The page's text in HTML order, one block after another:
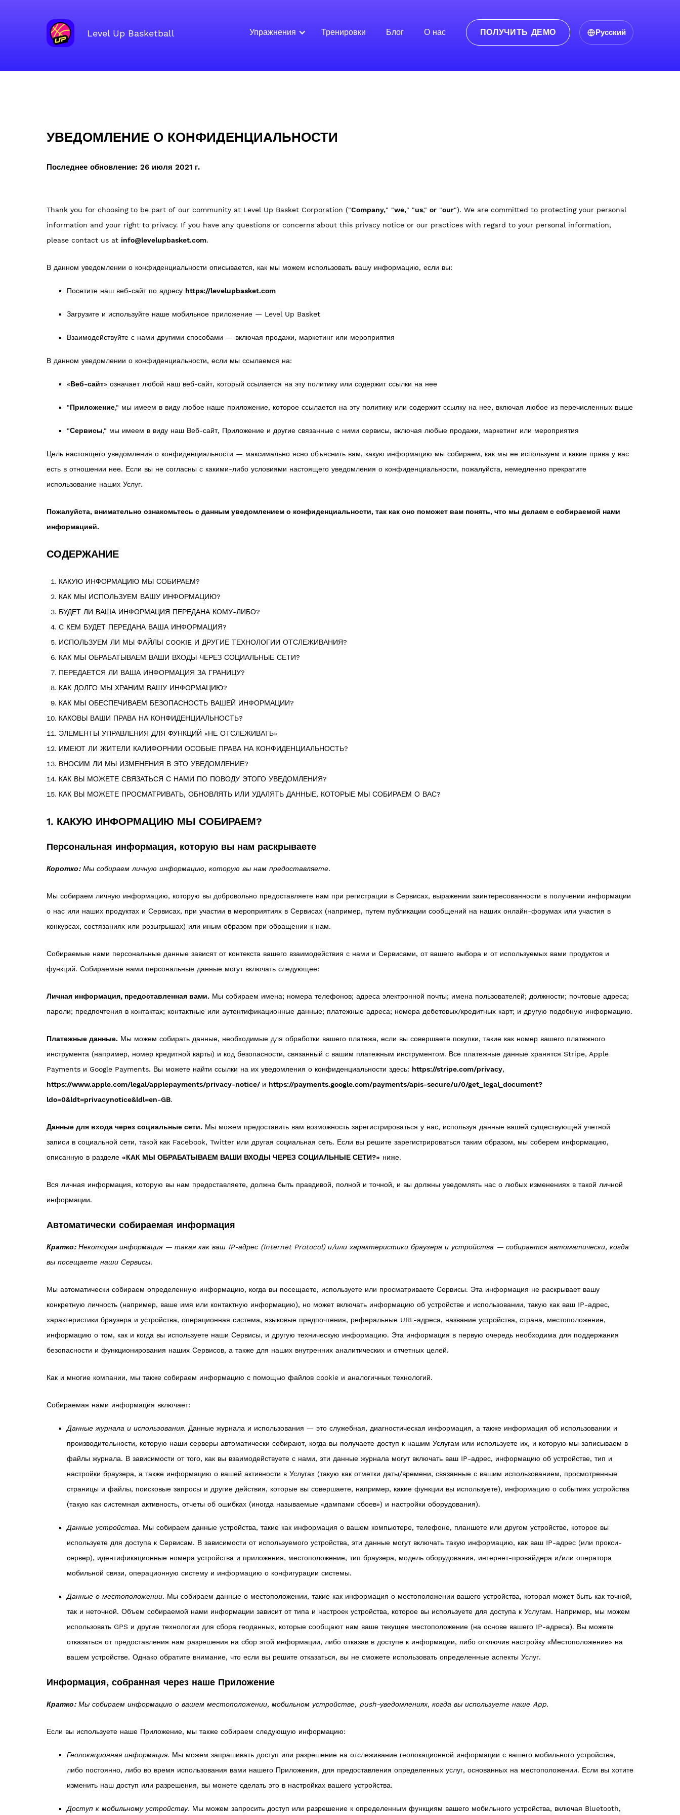
Level Up Basketball Упражнения Тренировки Блог О нас ПОЛУЧИТЬ ДЕМО Русский
УВЕДОМЛЕНИЕ О КОНФИДЕНЦИАЛЬНОСТИ
Последнее обновление: 26 июля 2021 г.
Thank you for choosing to be part of our community at Level Up Basket Corporation ("Company," "we," "us," or "our"). We are committed to protecting your personal
information and your right to privacy. If you have any questions or concerns about this privacy notice or our practices with regard to your personal information,
please contact us at info@levelupbasket.com.
В данном уведомлении о конфиденциальности описывается, как мы можем использовать вашу информацию, если вы:
Посетите наш веб-сайт по адресу https://levelupbasket.com
Загрузите и используйте наше мобильное приложение — Level Up Basket
Взаимодействуйте с нами другими способами ― включая продажи, маркетинг или мероприятия
В данном уведомлении о конфиденциальности, если мы ссылаемся на:
«Веб-сайт» означает любой наш веб-сайт, который ссылается на эту политику или содержит ссылки на нее
"Приложение," мы имеем в виду любое наше приложение, которое ссылается на эту политику или содержит ссылку на нее, включая любое из перечисленных выше
"Сервисы," мы имеем в виду наш Веб-сайт, Приложение и другие связанные с ними сервисы, включая любые продажи, маркетинг или мероприятия
Цель настоящего уведомления о конфиденциальности — максимально ясно объяснить вам, какую информацию мы собираем, как мы ее используем и какие права у вас
есть в отношении нее. Если вы не согласны с какими-либо условиями настоящего уведомления о конфиденциальности, пожалуйста, немедленно прекратите
использование наших Услуг.
Пожалуйста, внимательно ознакомьтесь с данным уведомлением о конфиденциальности, так как оно поможет вам понять, что мы делаем с собираемой нами
информацией.
СОДЕРЖАНИЕ
КАКУЮ ИНФОРМАЦИЮ МЫ СОБИРАЕМ?
КАК МЫ ИСПОЛЬЗУЕМ ВАШУ ИНФОРМАЦИЮ?
БУДЕТ ЛИ ВАША ИНФОРМАЦИЯ ПЕРЕДАНА КОМУ-ЛИБО?
С КЕМ БУДЕТ ПЕРЕДАНА ВАША ИНФОРМАЦИЯ?
ИСПОЛЬЗУЕМ ЛИ МЫ ФАЙЛЫ COOKIE И ДРУГИЕ ТЕХНОЛОГИИ ОТСЛЕЖИВАНИЯ?
КАК МЫ ОБРАБАТЫВАЕМ ВАШИ ВХОДЫ ЧЕРЕЗ СОЦИАЛЬНЫЕ СЕТИ?
ПЕРЕДАЕТСЯ ЛИ ВАША ИНФОРМАЦИЯ ЗА ГРАНИЦУ?
КАК ДОЛГО МЫ ХРАНИМ ВАШУ ИНФОРМАЦИЮ?
КАК МЫ ОБЕСПЕЧИВАЕМ БЕЗОПАСНОСТЬ ВАШЕЙ ИНФОРМАЦИИ?
КАКОВЫ ВАШИ ПРАВА НА КОНФИДЕНЦИАЛЬНОСТЬ?
ЭЛЕМЕНТЫ УПРАВЛЕНИЯ ДЛЯ ФУНКЦИЙ «НЕ ОТСЛЕЖИВАТЬ»
ИМЕЮТ ЛИ ЖИТЕЛИ КАЛИФОРНИИ ОСОБЫЕ ПРАВА НА КОНФИДЕНЦИАЛЬНОСТЬ?
ВНОСИМ ЛИ МЫ ИЗМЕНЕНИЯ В ЭТО УВЕДОМЛЕНИЕ?
КАК ВЫ МОЖЕТЕ СВЯЗАТЬСЯ С НАМИ ПО ПОВОДУ ЭТОГО УВЕДОМЛЕНИЯ?
КАК ВЫ МОЖЕТЕ ПРОСМАТРИВАТЬ, ОБНОВЛЯТЬ ИЛИ УДАЛЯТЬ ДАННЫЕ, КОТОРЫЕ МЫ СОБИРАЕМ О ВАС?
1. КАКУЮ ИНФОРМАЦИЮ МЫ СОБИРАЕМ?
Персональная информация, которую вы нам раскрываете
Коротко:Мы собираем личную информацию, которую вы нам предоставляете.
Мы собираем личную информацию, которую вы добровольно предоставляете нам при регистрации в Сервисах, выражении заинтересованности в получении информации
о нас или наших продуктах и Сервисах, при участии в мероприятиях в Сервисах (например, путем публикации сообщений на наших онлайн-форумах или участия в
конкурсах, состязаниях или розыгрышах) или иным образом при обращении к нам.
Собираемые нами персональные данные зависят от контекста вашего взаимодействия с нами и Сервисами, от вашего выбора и от используемых вами продуктов и
функций. Собираемые нами персональные данные могут включать следующее:
Личная информация, предоставленная вами. Мы собираем имена; номера телефонов; адреса электронной почты; имена пользователей; должности; почтовые адреса;
пароли; предпочтения в контактах; контактные или аутентификационные данные; платежные адреса; номера дебетовых/кредитных карт; и другую подобную информацию.
Платежные данные. Мы можем собирать данные, необходимые для обработки вашего платежа, если вы совершаете покупки, такие как номер вашего платежного
инструмента (например, номер кредитной карты) и код безопасности, связанный с вашим платежным инструментом. Все платежные данные хранятся Stripe, Apple
Payments и Google Payments. Вы можете найти ссылки на их уведомления о конфиденциальности здесь: https://stripe.com/privacy,
https://www.apple.com/legal/applepayments/privacy-notice/ и https://payments.google.com/payments/apis-secure/u/0/get_legal_document?
ldo=0&ldt=privacynotice&ldl=en-GB.
Данные для входа через социальные сети. Мы можем предоставить вам возможность зарегистрироваться у нас, используя данные вашей существующей учетной
записи в социальной сети, такой как Facebook, Twitter или другая социальная сеть. Если вы решите зарегистрироваться таким образом, мы соберем информацию,
описанную в разделе «КАК МЫ ОБРАБАТЫВАЕМ ВАШИ ВХОДЫ ЧЕРЕЗ СОЦИАЛЬНЫЕ СЕТИ?» ниже.
Вся личная информация, которую вы нам предоставляете, должна быть правдивой, полной и точной, и вы должны уведомлять нас о любых изменениях в такой личной
информации.
Автоматически собираемая информация
Кратко:Некоторая информация — такая как ваш IP-адрес (Internet Protocol) и/или характеристики браузера и устройства — собирается автоматически, когда
вы посещаете наши Сервисы.
Мы автоматически собираем определенную информацию, когда вы посещаете, используете или просматриваете Сервисы. Эта информация не раскрывает вашу
конкретную личность (например, ваше имя или контактную информацию), но может включать информацию об устройстве и использовании, такую как ваш IP-адрес,
характеристики браузера и устройства, операционная система, языковые предпочтения, реферальные URL-адреса, название устройства, страна, местоположение,
информацию о том, как и когда вы используете наши Сервисы, и другую техническую информацию. Эта информация в первую очередь необходима для поддержания
безопасности и функционирования наших Сервисов, а также для наших внутренних аналитических и отчетных целей.
Как и многие компании, мы также собираем информацию с помощью файлов cookie и аналогичных технологий.
Собираемая нами информация включает:
Данные журнала и использования. Данные журнала и использования — это служебная, диагностическая информация, а также информация об использовании и
производительности, которую наши серверы автоматически собирают, когда вы получаете доступ к нашим Услугам или используете их, и которую мы записываем в
файлы журнала. В зависимости от того, как вы взаимодействуете с нами, эти данные журнала могут включать ваш IP-адрес, информацию об устройстве, тип и
настройки браузера, а также информацию о вашей активности в Услугах (такую как отметки даты/времени, связанные с вашим использованием, просмотренные
страницы и файлы, поисковые запросы и другие действия, которые вы совершаете, например, какие функции вы используете), информацию о событиях устройства
(такую как системная активность, отчеты об ошибках (иногда называемые «дампами сбоев») и настройки оборудования).
Данные устройства. Мы собираем данные устройства, такие как информация о вашем компьютере, телефоне, планшете или другом устройстве, которое вы
используете для доступа к Сервисам. В зависимости от используемого устройства, эти данные могут включать такую информацию, как ваш IP-адрес (или прокси-
сервер), идентификационные номера устройства и приложения, местоположение, тип браузера, модель оборудования, интернет-провайдера и/или оператора
мобильной связи, операционную систему и информацию о конфигурации системы.
Данные о местоположении. Мы собираем данные о местоположении, такие как информация о местоположении вашего устройства, которая может быть как точной,
так и неточной. Объем собираемой нами информации зависит от типа и настроек устройства, которое вы используете для доступа к Услугам. Например, мы можем
использовать GPS и другие технологии для сбора геоданных, которые сообщают нам ваше текущее местоположение (на основе вашего IP-адреса). Вы можете
отказаться от предоставления нам разрешения на сбор этой информации, либо отказав в доступе к информации, либо отключив настройку «Местоположение» на
вашем устройстве. Однако обратите внимание, что если вы решите отказаться, вы не сможете использовать определенные аспекты Услуг.
Информация, собранная через наше Приложение
Кратко:Мы собираем информацию о вашем местоположении, мобильном устройстве, push-уведомлениях, когда вы используете наше App.
Если вы используете наше Приложение, мы также собираем следующую информацию:
Геолокационная информация. Мы можем запрашивать доступ или разрешение на отслеживание геолокационной информации с вашего мобильного устройства,
либо постоянно, либо во время использования вами нашего Приложения, для предоставления определенных услуг, основанных на местоположении. Если вы хотите
изменить наш доступ или разрешения, вы можете сделать это в настройках вашего устройства.
Доступ к мобильному устройству. Мы можем запросить доступ или разрешение к определенным функциям вашего мобильного устройства, включая Bluetooth,